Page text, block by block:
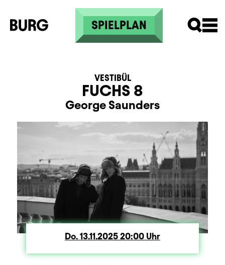
Direkt zum Inhalt
SPIELPLAN
FUCHS 8
VESTIBÜL
George Saunders
Do. Donnerstag
13.11.2025 20:00Uhr